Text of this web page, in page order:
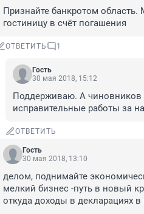
Признайте банкротом
гостиницу в счёт погашения
ОТВЕТИТЬ 1
Гость
30 мая 2018, 15:12
Поддерживаю. А чиновников
исправительные работы за
ОТВЕТИТЬ
Гость
30 мая 2018, 13:10
делом, поднимайте
мелкий бизнес -путь в новый
откуда доходы в декларациях